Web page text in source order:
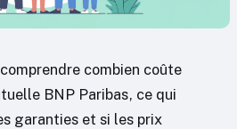
combien coûte
BNP Paribas, ce qui
garanties et si les prix